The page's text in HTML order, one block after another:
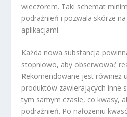
wieczorem. Taki schemat
podrażnień i pozwala skórze
aplikacjami.
Każda nowa substancja
stopniowo, aby obserwować
Rekomendowane jest również
produktów zawierających inne
tym samym czasie, co kwasy,
podrażnień. Po nałożeniu